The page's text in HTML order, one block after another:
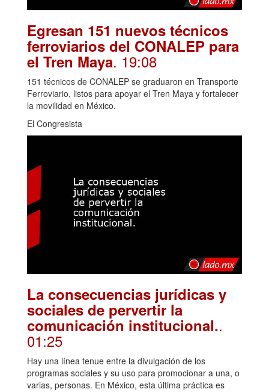
Egresan 151 nuevos técnicos
ferroviarios del CONALEP para
el Tren Maya. 19:08
151 técnicos de CONALEP se graduaron en Transporte
Ferroviario, listos para apoyar el Tren Maya y fortalecer
la movilidad en México.
El Congresista
La consecuencias jurídicas y
sociales de pervertir la
comunicación institucional..
01:25
Hay una línea tenue entre la divulgación de los
programas sociales y su uso para promocionar a una, o
varias, personas. En México, esta última práctica es